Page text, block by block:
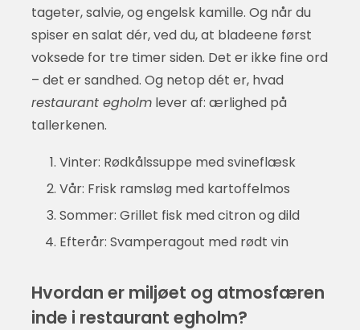
tageter, salvie, og engelsk kamille. Og når du
spiser en salat dér, ved du, at bladeene først
voksede for tre timer siden. Det er ikke fine ord
– det er sandhed. Og netop dét er, hvad
restaurant egholmlever af: ærlighed på
tallerkenen.
Vinter: Rødkålssuppe med svineflæsk
Vår: Frisk ramsløg med kartoffelmos
Sommer: Grillet fisk med citron og dild
Efterår: Svamperagout med rødt vin
Hvordan er miljøet og atmosfæren
inde i restaurant egholm?